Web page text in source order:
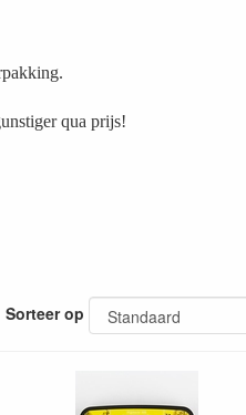
qua prijs!
Sorteer op